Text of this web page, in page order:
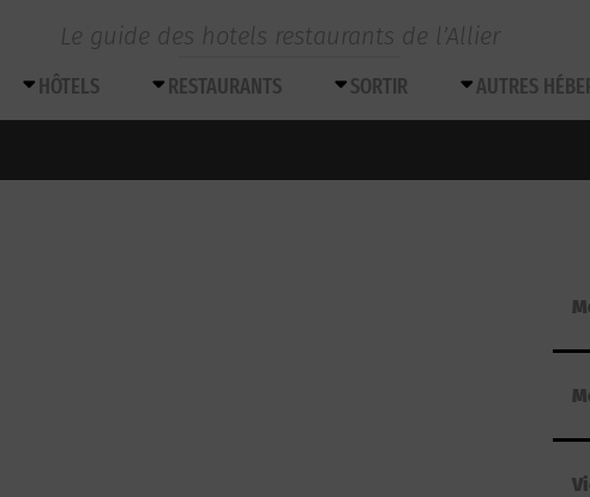
Le guide des hotels restaurants de l’Allier
HÔTELS RESTAURANTS SORTIR AUTRES